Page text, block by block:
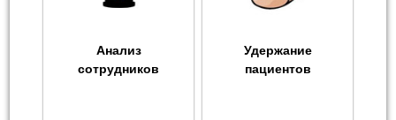
Анализ
сотрудников
Удержание
пациентов